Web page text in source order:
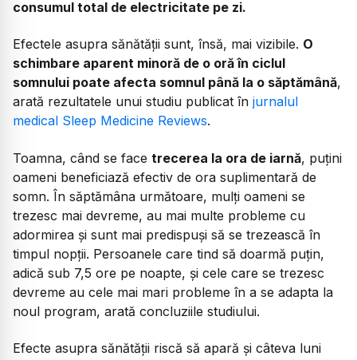
consumul total de electricitate pe zi.
Efectele asupra sănătății sunt, însă, mai vizibile. O
schimbare aparent minoră de o oră în ciclul
somnului poate afecta somnul până la o săptămână,
arată rezultatele unui studiu publicat în jurnalul
medical Sleep Medicine Reviews.
Toamna, când se face trecerea la ora de iarnă, puțini
oameni beneficiază efectiv de ora suplimentară de
somn. În săptămâna următoare, mulți oameni se
trezesc mai devreme, au mai multe probleme cu
adormirea și sunt mai predispuși să se trezească în
timpul nopții. Persoanele care tind să doarmă puțin,
adică sub 7,5 ore pe noapte, și cele care se trezesc
devreme au cele mai mari probleme în a se adapta la
noul program, arată concluziile studiului.
Efecte asupra sănătății riscă să apară și câteva luni